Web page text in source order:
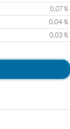
0,07 %
0,04 %
0,03 %